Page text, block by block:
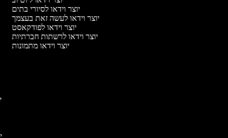
יוצר וידאו לסיורי בתים
יוצר וידאו לעשה זאת בעצמך
יוצר וידאו לפודקאסט
יוצר וידאו לרשתות חברתיות
יוצר וידאו מתמונות